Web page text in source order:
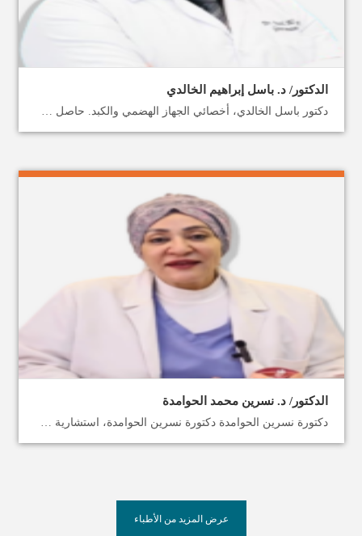
الدكتور/ د. باسل إبراهيم الخالدي
دكتور باسل الخالدي، أخصائي الجهاز الهضمي والكبد. حاصل على شهادة الطب من جامعة دمشق والبورد الأردني في تخصص الباطنية. والبورد الأردني في تخصص أمراض الجهاز الهضمي والتنظير والكبد. حيث اكتسب خبرته من خلال تدريباته خلال فترة الإقامة في مستشفى الجامعة الأردنية. ومن العمل في العديد من المستشفيات داخل المملكة وخارجها. مثل: مستشفى الاستقلال، ومستشفى العقبة الإسلامي، ومستشفى الجامعة الأردنية، والمستشفى الأهلي في قطر. يقدم دكتور باسل الخالدي جميع العلاجات المتعلقة في أمراض الجهاز الهضمي. مثل أمراض القولون العصبي وعسر الهضم والارتداد المعدي المريئي، وأمراض القولون المناعية، والتهاب الأمعاء، وأمراض الكبد الحادة والمزمنة وتشمع الكبد، وتنظير المعدة والقولون التشخيصي والعلاجي، وتنظير القنوات الصفراوية، وعلاج السمنة بالمنظار باستخدام بالون المعدة، وعلاج النزيف الهضمي الحاد وربط دوالي المريء عن طريق المنظار. ميدكس الأردن تقدم لك جميع الخدمات الطبية واللوجستية الشاملة لرحلة علاجك داخل الأردن. تواصل معنا واحجز موعدك مع أفضل طبيب جهاز هضمي في المملكة.
الدكتور/ د. نسرين محمد الحوامدة
دكتورة نسرين الحوامدة دكتورة نسرين الحوامدة، استشارية في الجراحة النسائية والعقم وأطفال الأنابيب (IVF). وهي أول طبيبة نسائية في الوطن العربي تستخدم تقنية الترددات الراديوية (RFA) لعلاج الأورام الليفية (الياف الرحم) دون جراحة، كبديل آمن ومتطور عن استئصال الرحم، ما يُشكل نقلة نوعية في الحفاظ على الرحم والخصوبة وتقليل المضاعفات. تتميز عيادة دكتورة نسرين الحوامدة بتوفر أحدث الأجهزة الطبية والتجميلية الخاصة بالمرأة، ما يجعلها مركزًا متكاملًا للرعاية النسائية المتقدمة، يجمع بين الخبرة الطويلة والتكنولوجيا الحديثة. خدمات دكتورة نسرين الحوامدة: الحقن المجهري ببرامج متطورة وتقنيات حديثة عمليات السلس البولي بالتقنيات الحديثة عمليات التجميل النسائي و التهبيطة الامامية والخلفية برامج خاصة لاعادة حيوية المبيض الضعيف والبطانة بإستخدام البلازما و ال +NAD عمليات استئصال الأرحام بالطرق الجراحية وغير الجراحية المناظير الرحمية بالظاهرة الذكية لعلاج العقم واستئصال الاورام الرحمية تقنيات التجميل النسائي الحديثة (بوتوكس، فيلر، بلازما، كاربوكسي) عمليات شد المهبل ورفع المثانة ورفع الرحم بالأمواج الراديوية علاج السلس البولي النسائي بأحدث أجهزة كيجل جهاز CIT لانتاج الكوليجن الذاتي لعلاج علامات تقدم السن والتشققات ميدكس الأردن تساعدكِ في تخطيط رحلة علاج آمنة وشاملة. تواصل معنا واحجزي موعدك مع دكتورة نسرين الحوامدة، الأفضل لعلاج العقم والياف الرحم.
عرض المزيد من الأطباء